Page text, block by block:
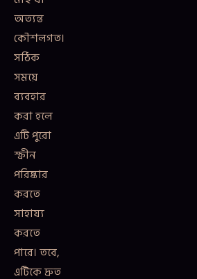
অত্যন্ত
কৌশলগত।
সঠিক
সময়ে
ব্যবহার
করা হলে
এটি পুরো
স্ক্রীন
পরিষ্কার
করতে
সাহায্য
করতে
পারে। তবে,
এটিকে দ্রুত